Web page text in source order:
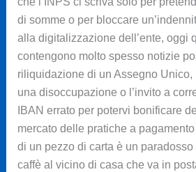
di somme o per bloccare
alla digitalizzazione dell’ente, oggi
contengono molto spesso notizie
riliquidazione di un Assegno Unico,
una disoccupazione o l’invito a
IBAN errato per potervi bonificare
mercato delle pratiche a
di un pezzo di carta è un paradosso
caffè al vicino di casa che va in